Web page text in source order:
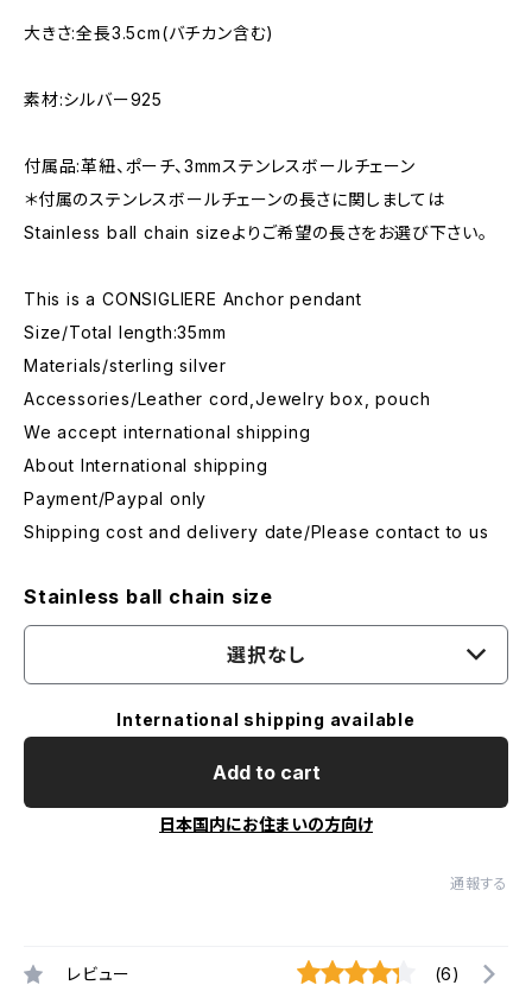
大きさ:全長3.5cm(バチカン含む)
素材:シルバー925
付属品:革紐、ポーチ、3mmステンレスボールチェーン
＊付属のステンレスボールチェーンの長さに関しましては
Stainless ball chain sizeよりご希望の長さをお選び下さい。
This is a CONSIGLIERE Anchor pendant
Size/Total length:35mm
Materials/sterling silver
Accessories/Leather cord,Jewelry box, pouch
We accept international shipping
About International shipping
Payment/Paypal only
Shipping cost and delivery date/Please contact to us
Stainless ball chain size
選択なし
International shipping available
Add to cart
日本国内にお住まいの方向け
通報する
レビュー (6)